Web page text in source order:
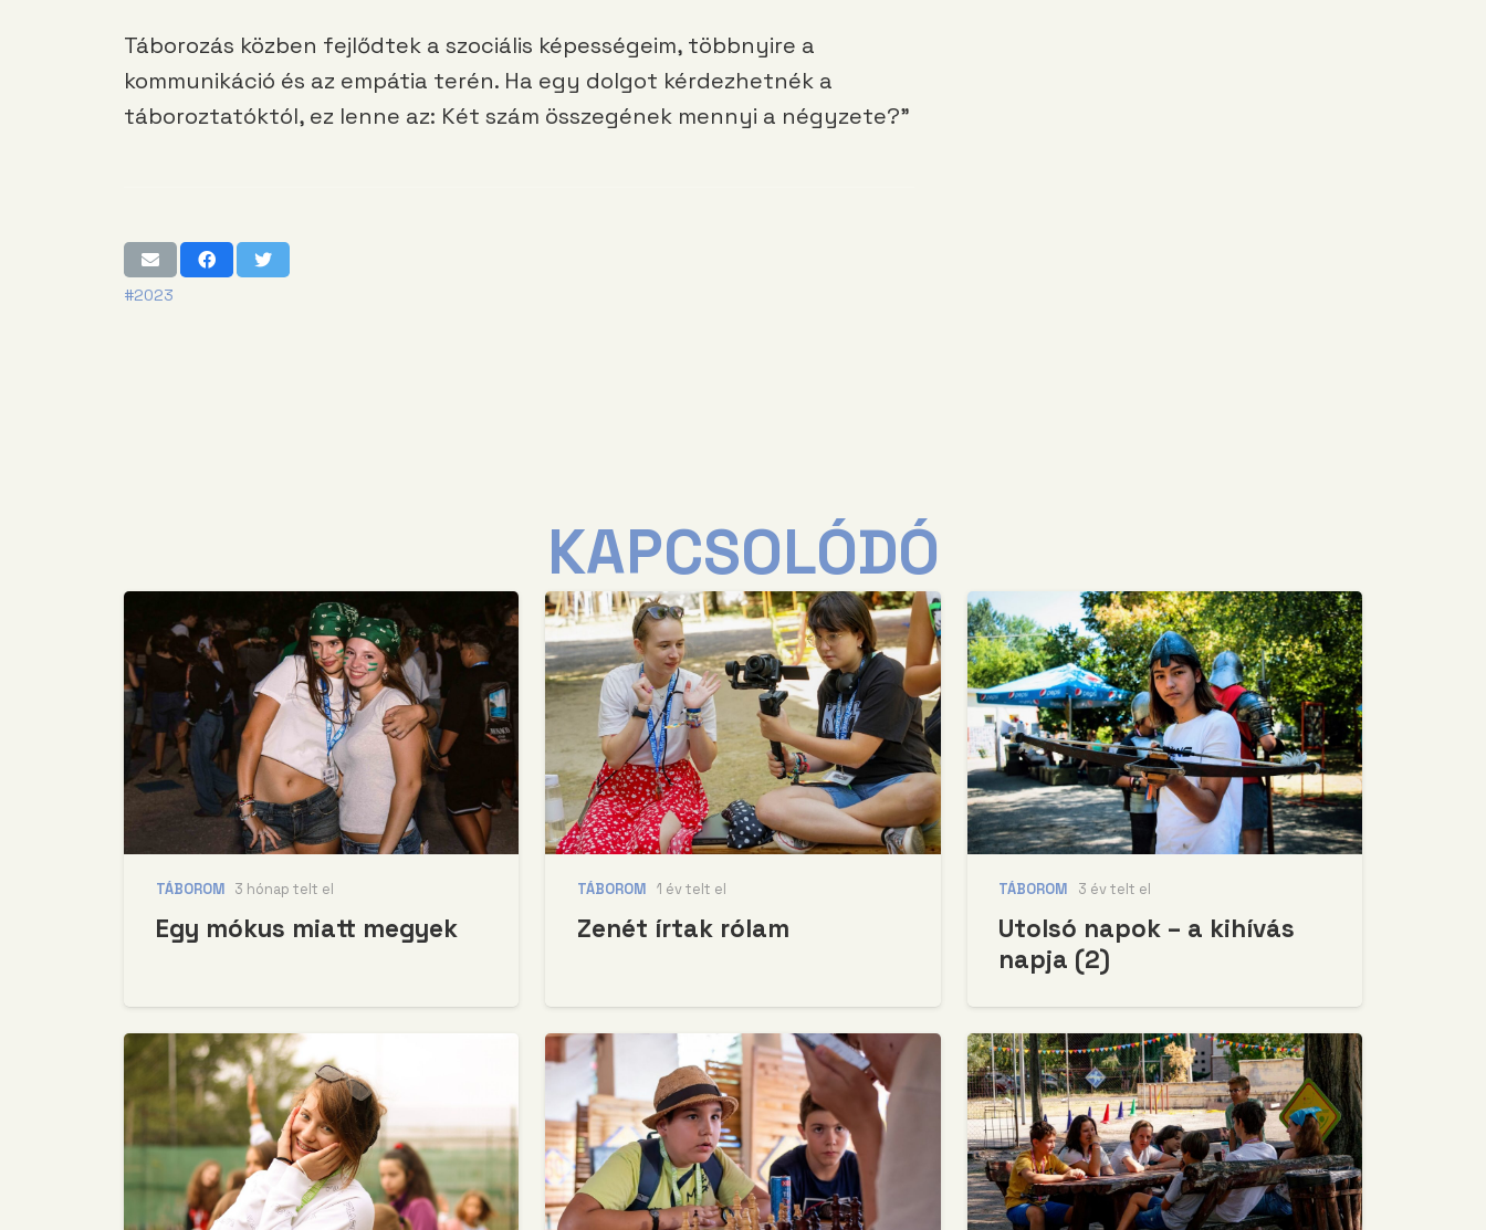
Táborozás közben fejlődtek a szociális képességeim, többnyire a
kommunikáció és az empátia terén. Ha egy dolgot kérdezhetnék a
táboroztatóktól, ez lenne az: Két szám összegének mennyi a négyzete?”
#2023
KAPCSOLÓDÓ
TÁBOROM 3 hónap telt el
Egy mókus miatt megyek
TÁBOROM 1 év telt el
Zenét írtak rólam
TÁBOROM 3 év telt el
Utolsó napok – a kihívás
napja (2)